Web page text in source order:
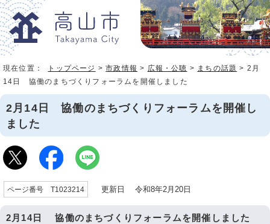
現在位置： トップページ >市政情報 > 広報・公聴 > まちの話題 > 2月
14日 協働のまちづくりフォーラムを開催しました
2月14日 協働のまちづくりフォーラムを開催し
ました
ページ番号 T1023214 更新日 令和8年2月20日
2月14日 協働のまちづくりフォーラムを開催しました